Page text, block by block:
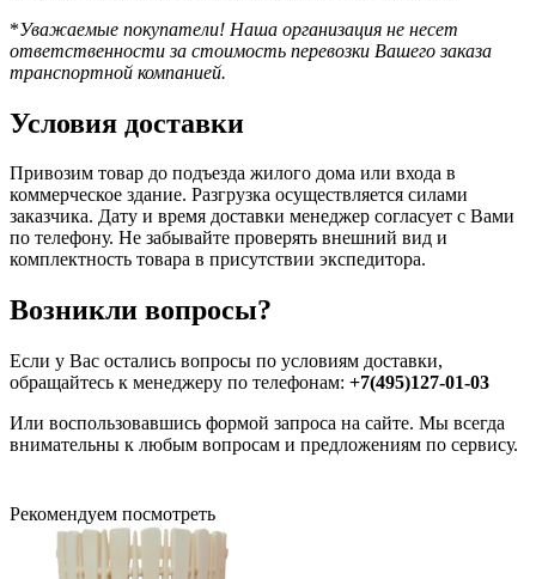
*Уважаемые покупатели! Наша организация не несет
ответственности за стоимость перевозки Вашего заказа
транспортной компанией.
Условия доставки
Привозим товар до подъезда жилого дома или входа в
коммерческое здание. Разгрузка осуществляется силами
заказчика. Дату и время доставки менеджер согласует с Вами
по телефону. Не забывайте проверять внешний вид и
комплектность товара в присутствии экспедитора.
Возникли вопросы?
Если у Вас остались вопросы по условиям доставки,
обращайтесь к менеджеру по телефонам: +7(495)127-01-03
Или воспользовавшись формой запроса на сайте. Мы всегда
внимательны к любым вопросам и предложениям по сервису.
Рекомендуем посмотреть